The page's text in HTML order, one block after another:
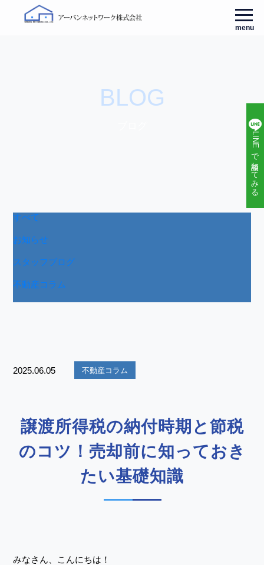
menu
LINEで相談してみる
BLOG
すべて
お知らせ
スタッフブログ
不動産コラム
譲渡所得税の納付時期と節税
のコツ！売却前に知っておき
たい基礎知識
不動産コラム
2025.06.05
みなさん、こんにちは！